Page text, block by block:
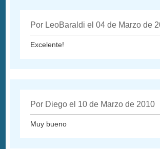
Por LeoBaraldi el 04 de Marzo de
Excelente!
Por Diego el 10 de Marzo de 2010
Muy bueno